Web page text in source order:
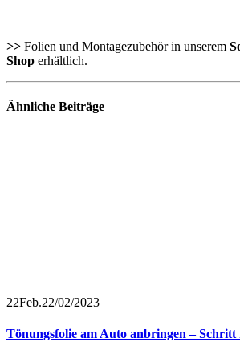
>> Folien und Montagezubehör in unserem
Shop erhältlich.
Ähnliche Beiträge
22Feb.22/02/2023
Tönungsfolie am Auto anbringen –